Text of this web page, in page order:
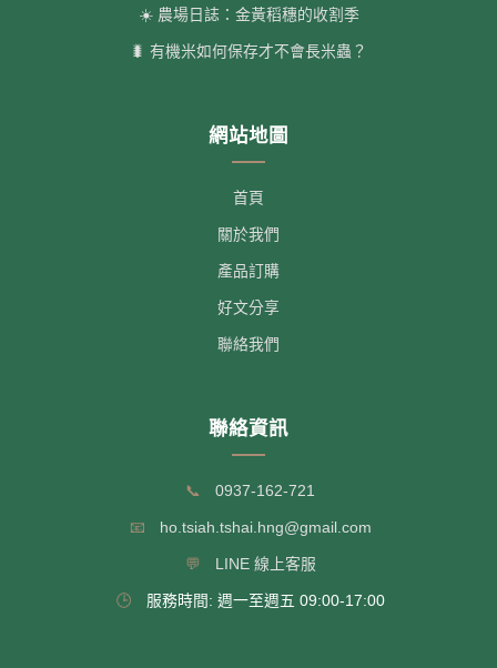
☀️ 農場日誌：金黃稻穗的收割季
🐛 有機米如何保存才不會長米蟲？
網站地圖
首頁
關於我們
產品訂購
好文分享
聯絡我們
聯絡資訊
📞 0937-162-721
📧 ho.tsiah.tshai.hng@gmail.com
💬 LINE 線上客服
🕒 服務時間: 週一至週五 09:00-17:00